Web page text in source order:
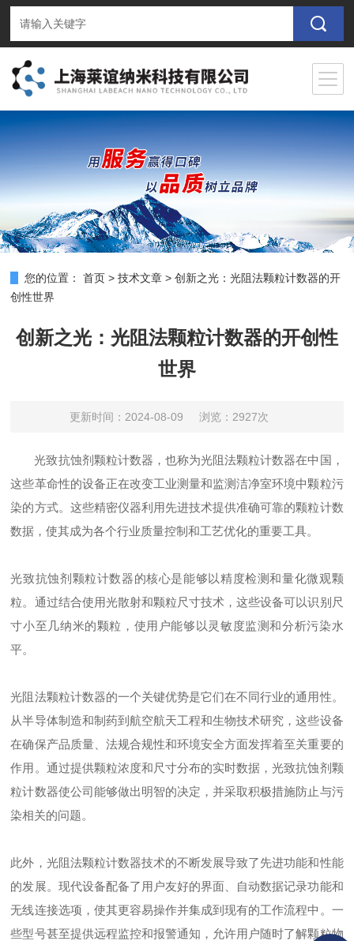
您的位置： 首页 >技术文章 >创新之光：光阻法颗粒计数器的开
创性世界
创新之光：光阻法颗粒计数器的开创性
世界
更新时间：2024-08-09 浏览：2927次
光致抗蚀剂颗粒计数器，也称为光阻法颗粒计数器在中国，
这些革命性的设备正在改变工业测量和监测洁净室环境中颗粒污
染的方式。这些精密仪器利用先进技术提供准确可靠的颗粒计数
数据，使其成为各个行业质量控制和工艺优化的重要工具。
光致抗蚀剂颗粒计数器的核心是能够以精度检测和量化微观颗
粒。通过结合使用光散射和颗粒尺寸技术，这些设备可以识别尺
寸小至几纳米的颗粒，使用户能够以灵敏度监测和分析污染水
平。
光阻法颗粒计数器的一个关键优势是它们在不同行业的通用性。
从半导体制造和制药到航空航天工程和生物技术研究，这些设备
在确保产品质量、法规合规性和环境安全方面发挥着至关重要的
作用。通过提供颗粒浓度和尺寸分布的实时数据，光致抗蚀剂颗
粒计数器使公司能够做出明智的决定，并采取积极措施防止与污
染相关的问题。
此外，光阻法颗粒计数器技术的不断发展导致了先进功能和性能
的发展。现代设备配备了用户友好的界面、自动数据记录功能和
无线连接选项，使其更容易操作并集成到现有的工作流程中。一
些型号甚至提供远程监控和报警通知，允许用户随时了解颗粒物